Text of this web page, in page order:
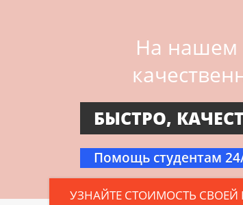
На нашем
БЫСТРО,
Помощь студентам
УЗНАЙТЕ СТОИМОСТЬ СВОЕЙ